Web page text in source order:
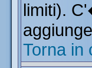
limiti).
Torna in